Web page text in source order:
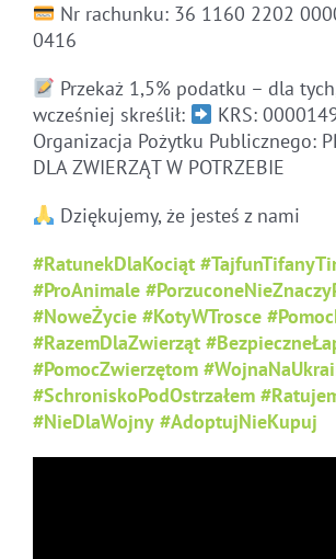
Nr rachunku: 36 1160 2202
0416
Przekaż 1,5% podatku – dla
wcześniej skreślił:
KRS:
Organizacja Pożytku Publicznego:
DLA ZWIERZĄT W POTRZEBIE
Dziękujemy, że jesteś z nami
#RatunekDlaKociąt
#ProAnimale
#NoweŻycie #KotyWTrosce
#RazemDlaZwierząt
#PomocZwierzętom
#SchroniskoPodOstrzałem
#NieDlaWojny #AdoptujNieKupuj